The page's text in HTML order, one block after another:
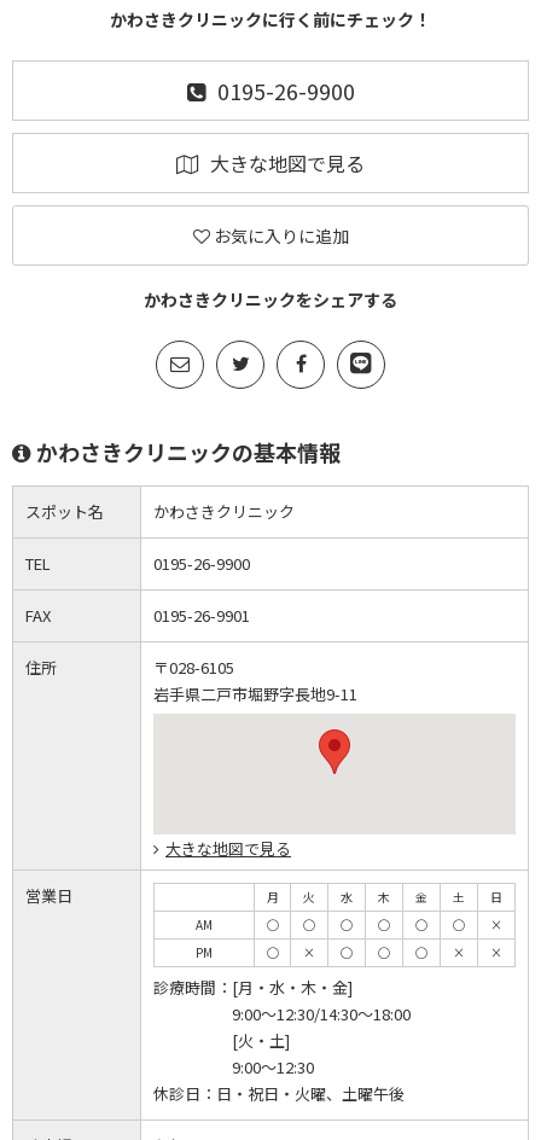
かわさきクリニックに行く前にチェック！
0195-26-9900
大きな地図で見る
お気に入りに追加
かわさきクリニックをシェアする
かわさきクリニックの基本情報
スポット名 かわさきクリニック
TEL 0195-26-9900
FAX 0195-26-9901
住所
〒028-6105
岩手県二戸市堀野字長地9-11
大きな地図で見る
営業日 月 火 水 木 金 土
日
AM
◯ ◯ ◯ ◯ ◯ ◯
×
PM
◯ × ◯ ◯ ◯ × ×
診療時間： [月・水・木・金]
9:00～12:30/14:30～18:00
[火・土]
9:00～12:30
休診日： 日・祝日・火曜、土曜午後